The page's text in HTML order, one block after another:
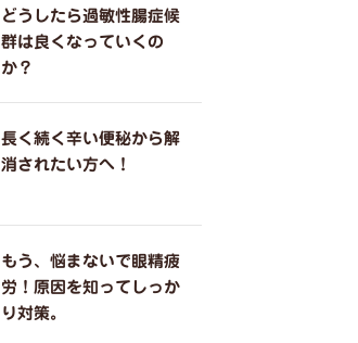
どうしたら過敏性腸症候
群は良くなっていくの
か？
長く続く辛い便秘から解
消されたい方へ！
もう、悩まないで眼精疲
労！原因を知ってしっか
り対策。